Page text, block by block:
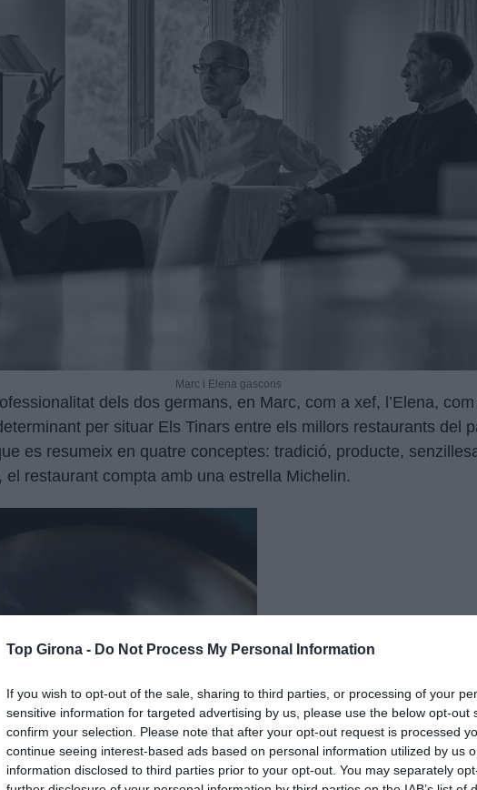
Top Girona - Do Not Process My Personal Information
If you wish to opt-out of the sale, sharing to third parties, or processing of your
sensitive information for targeted advertising by us, please use the below opt-out
confirm your selection. Please note that after your opt-out request is processed
continue seeing interest-based ads based on personal information utilized by us
information disclosed to third parties prior to your opt-out. You may separately
Marc i Elena gascons
dels dos germans, en Marc, com a xef, l’Elena,
per situar Els Tinars entre els millors restaurants del
es resumeix en quatre conceptes: tradició, producte,
el restaurant compta amb una estrella Michelin.